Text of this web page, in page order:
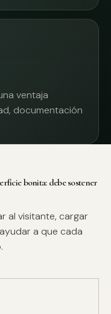
ventaja
documentación
bonita: debe sostener
al visitante, cargar
a que cada